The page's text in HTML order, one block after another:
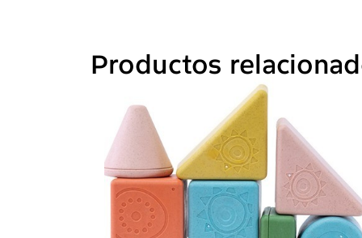
Productos